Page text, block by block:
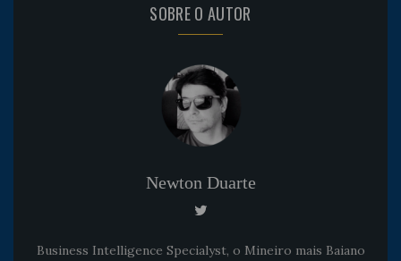
SOBRE O AUTOR
Newton Duarte
Business Intelligence Specialyst, o Mineiro mais Baiano